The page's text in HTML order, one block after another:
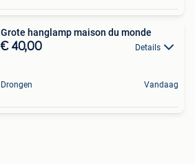
Grote hanglamp maison du monde
€ 40,00 Details
Drongen Vandaag